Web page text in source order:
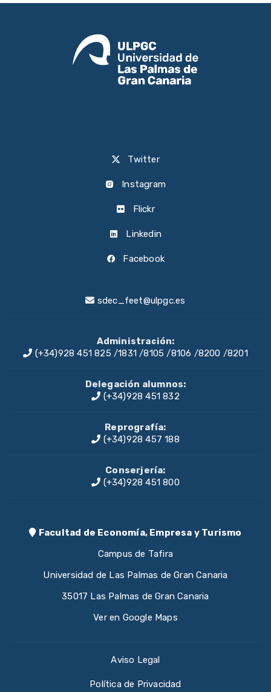
Twitter
Instagram
Flickr
Linkedin
Facebook
sdec_feet@ulpgc.es
Administración:
(+34)928 451 825 /1831/8105 /8106 /8200 /8201
Delegación alumnos:
(+34)928 451 832
Reprografía:
(+34)928 457 188
Conserjería:
(+34)928 451 800
Facultad de Economía, Empresa y Turismo
Campus de Tafira
Universidad de Las Palmas de Gran Canaria
35017 Las Palmas de Gran Canaria
Ver en Google Maps
Aviso Legal
Política de Privacidad